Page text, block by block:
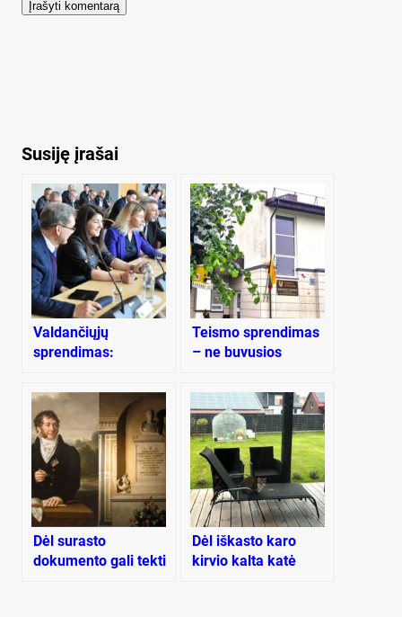
Susiję įrašai
Valdančiųjų
sprendimas:
išmokomis
neskatins
Teismo sprendimas
– ne buvusios
Dėl surasto
dokumento gali tekti
Dėl iškasto karo
kirvio kalta katė